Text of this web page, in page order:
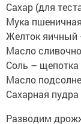
Сахар (для
Мука
Желток яичный
Масло
Соль – щепотка
Масло
Сахарная
Разводим